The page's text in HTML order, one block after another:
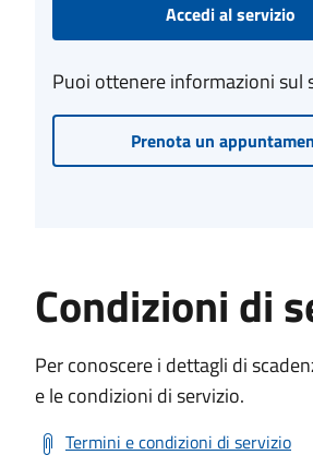
Accedi al servizio
Puoi ottenere informazioni sul
Prenota un
Condizioni di
Per conoscere i dettagli di
e le condizioni di servizio.
Termini e condizioni di servizio